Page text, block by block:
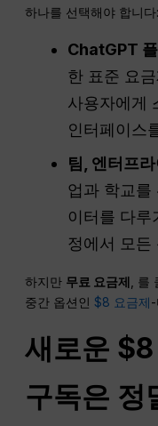
하나를 선택해야 합니다:
ChatGPT
한 표준 요
사용자에게
인터페이스
팀, 엔터프
업과 학교를
이터를 다루
정에서 모든
하지만 무료 요금제 ,
중간 옵션인$8 요금제
새로운 $8
구독은 정